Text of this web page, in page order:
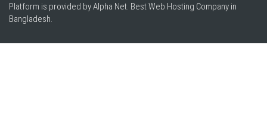
Platform is provided by Alpha Net. BestWeb Hosting Company in
Bangladesh.